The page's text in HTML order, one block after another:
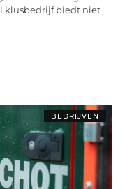
klusbedrijf biedt niet
BEDRIJVEN